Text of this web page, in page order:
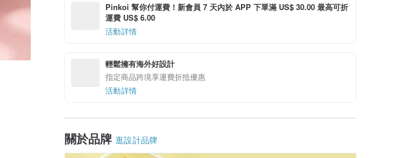
Pinkoi 幫你付運費！新會員 7 天內於 APP 下單滿 US$ 30.00 最高可折
運費 US$ 6.00
活動詳情
輕鬆擁有海外好設計
指定商品跨境享運費折抵優惠
活動詳情
關於品牌 逛設計品牌